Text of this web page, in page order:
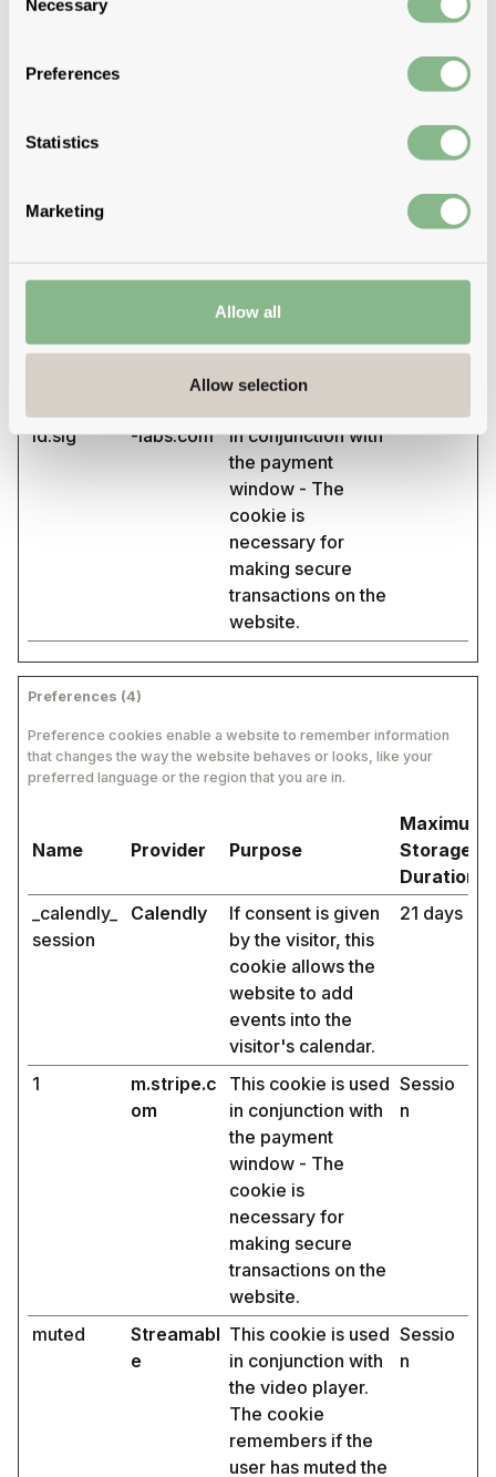
Selection
Necessary
Preferences
Statistics
Marketing
Allow all
Allow selection
cookie is
making secure
transactions on the
14 days
id.sig
-labs.com
in conjunction with
the payment
window - The
cookie is
necessary for
making secure
transactions on the
website.
Preferences (4)
Preference cookies enable a website to remember information
that changes the way the website behaves or looks, like your
preferred language or the region that you are in.
Name Provider Purpose
Maximum
Storage
Duration
_calendly_
session
Calendly
If consent is given
by the visitor, this
cookie allows the
website to add
events into the
visitor's calendar.
21 days
1
m.stripe.c
om
This cookie is used
in conjunction with
the payment
window - The
cookie is
necessary for
making secure
transactions on the
website.
Sessio
n
muted
Streamabl
e
This cookie is used
in conjunction with
the video player.
The cookie
remembers if the
user has muted the
Sessio
n